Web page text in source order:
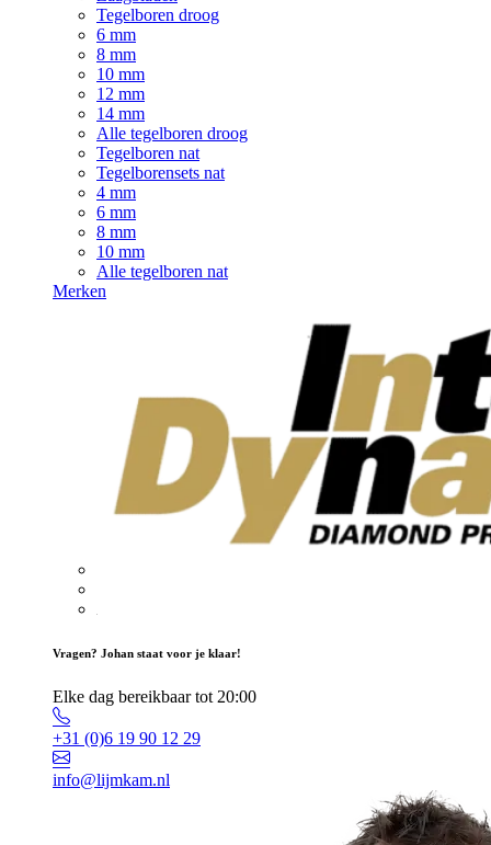
Tegelboren droog
6 mm
8 mm
10 mm
12 mm
14 mm
Alle tegelboren droog
Tegelboren nat
Tegelborensets nat
4 mm
6 mm
8 mm
10 mm
Alle tegelboren nat
Merken
Vragen? Johan staat voor je klaar!
Elke dag bereikbaar tot 20:00
+31 (0)6 19 90 12 29
info@lijmkam.nl